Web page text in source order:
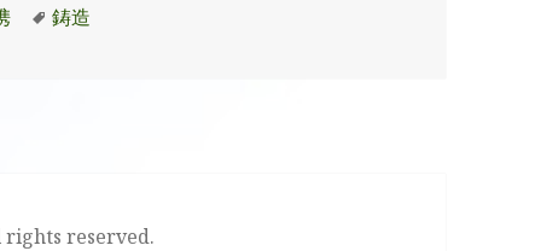
タ
鋳造
rights reserved.